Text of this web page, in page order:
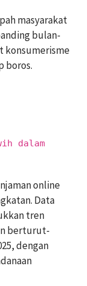
masyarakat
bulan-
konsumerisme
boros.
dalam
online
Data
tren
berturut-
dengan